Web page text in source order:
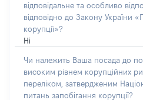
відповідальне та особливо
відповідно до Закону України
корупції»?
Ні
Чи належить Ваша посада до
високим рівнем корупційних
переліком, затвердженим
питань запобігання корупції?